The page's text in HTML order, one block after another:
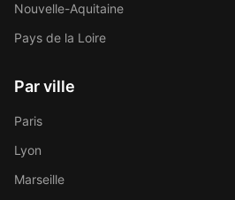
Nouvelle-Aquitaine
Pays de la Loire
Par ville
Paris
Lyon
Marseille